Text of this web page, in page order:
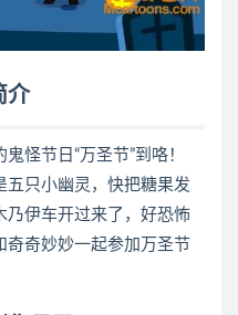
介
怪节日“万圣节”到咯！
五只小幽灵，快把糖果发
乃伊车开过来了，好恐怖
奇奇妙妙一起参加万圣节